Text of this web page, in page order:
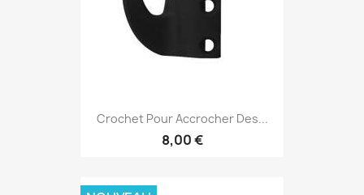
Crochet Pour Accrocher Des...
8,00 €